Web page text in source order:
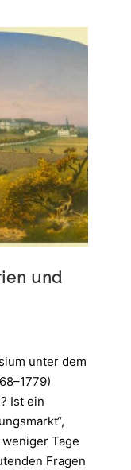
und
unter dem
Ist ein
Tage
Fragen